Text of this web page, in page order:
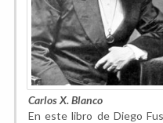
Carlos X. Blanco
En este libro de Diego